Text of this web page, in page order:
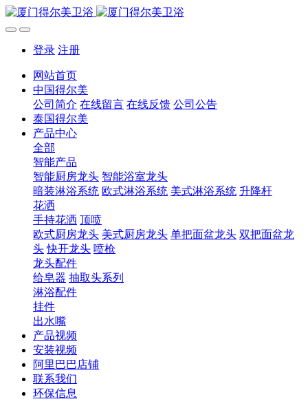
登录 注册
网站首页
中国得尔美
公司简介 在线留言 在线反馈 公司公告
泰国得尔美
产品中心
全部
智能产品
智能厨房龙头 智能浴室龙头
暗装淋浴系统 欧式淋浴系统 美式淋浴系统 升降杆
花洒
手持花洒 顶喷
欧式厨房龙头 美式厨房龙头 单把面盆龙头 双把面盆龙
头 快开龙头 喷枪
龙头配件
给皂器 抽取头系列
淋浴配件
挂件
出水嘴
产品视频
安装视频
阿里巴巴店铺
联系我们
环保信息